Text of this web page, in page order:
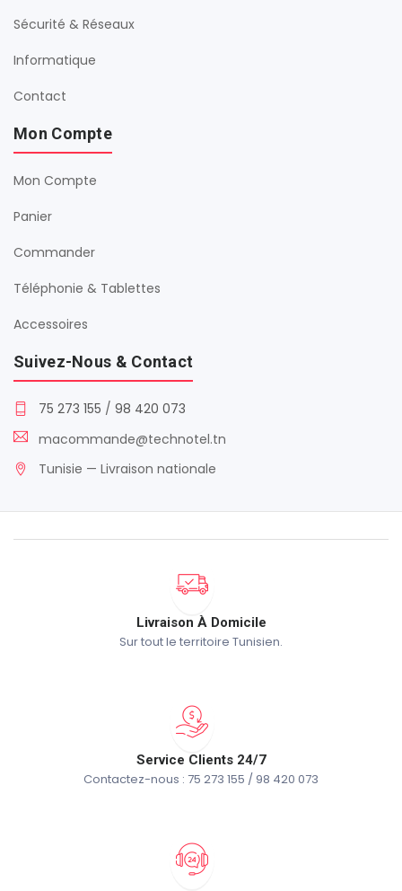
Sécurité & Réseaux
Informatique
Contact
Mon Compte
Mon Compte
Panier
Commander
Téléphonie & Tablettes
Accessoires
Suivez-Nous & Contact
75 273 155 / 98 420 073
macommande@technotel.tn
Tunisie — Livraison nationale
Livraison À Domicile
Sur tout le territoire Tunisien.
Service Clients 24/7
Contactez-nous : 75 273 155 / 98 420 073